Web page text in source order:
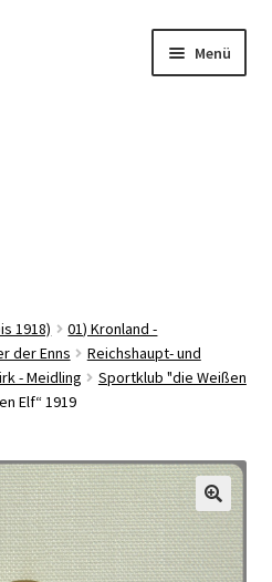
Menü
1918)
01) Kronland -
der Enns
Reichshaupt- und
- Meidling
Sportklub "die Weißen
Elf“ 1919